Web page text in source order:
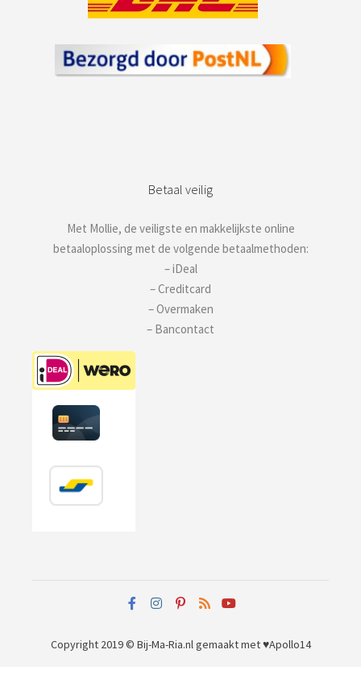
Betaal veilig
Met Mollie, de veiligste en makkelijkste online
betaaloplossing met de volgende betaalmethoden:
– iDeal
– Creditcard
– Overmaken
– Bancontact
Copyright 2019 © Bij-Ma-Ria.nlgemaakt met ♥Apollo14